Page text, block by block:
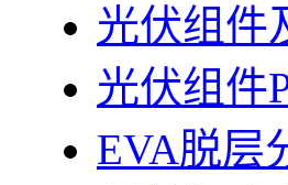
光伏组件
光伏组件
EVA脱层